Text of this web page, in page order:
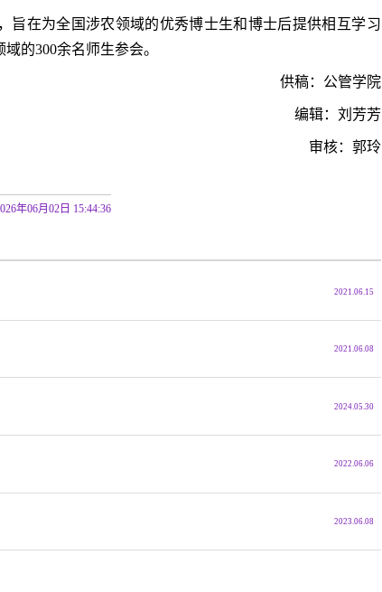
旨在为全国涉农领域的优秀博士生和博士后提供相互学习
的300余名师生参会。
供稿：公管学院
编辑：刘芳芳
审核：郭玲
年06月02日 15:44:36
2021.06.15
2021.06.08
2024.05.30
2022.06.06
2023.06.08